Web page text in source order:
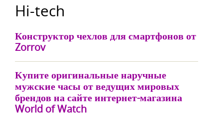
Hi-tech
Конструктор чехлов для смартфонов от
Zorrov
Купите оригинальные наручные
мужские часы от ведущих мировых
брендов на сайте интернет-магазина
World of Watch